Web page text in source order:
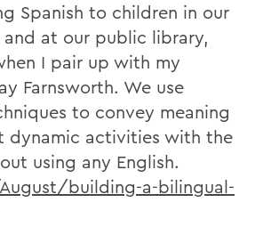
Spanish to children in our
and at our public library,
I pair up with my
Farnsworth. We use
to convey meaning
dynamic activities with the
using any English.
building-a-bilingual-